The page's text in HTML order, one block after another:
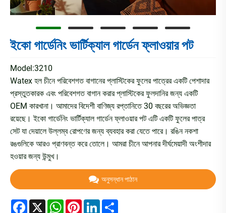
ইকো গার্ডেনিং ভার্টিক্যাল গার্ডেন ফ্লাওয়ার পট
Model:3210
Watex হল চীনে পরিবেশগত বাগানের প্লাস্টিকের ফুলের পাত্রের একটি পেশাদার
প্রস্তুতকারক এবং পরিবেশগত বাগান করার প্লাস্টিকের ফুলদানির জন্য একটি
OEM কারখানা। আমাদের বিদেশী বাণিজ্য রপ্তানিতে 30 বছরের অভিজ্ঞতা
রয়েছে। ইকো গার্ডেনিং ভার্টিক্যাল গার্ডেন ফ্লাওয়ার পট এটি একটি ফুলের পাত্র
সেট যা দেয়ালে উল্লম্ব রোপণের জন্য ব্যবহার করা যেতে পারে। রঙিন নকশা
রঙগুলিকে আরও প্রাণবন্ত করে তোলে। আমরা চীনে আপনার দীর্ঘমেয়াদী অংশীদার
হওয়ার জন্য উন্মুখ।
অনুসন্ধান পাঠান
Facebook
X WhatsApp
PinterestLinkedIn